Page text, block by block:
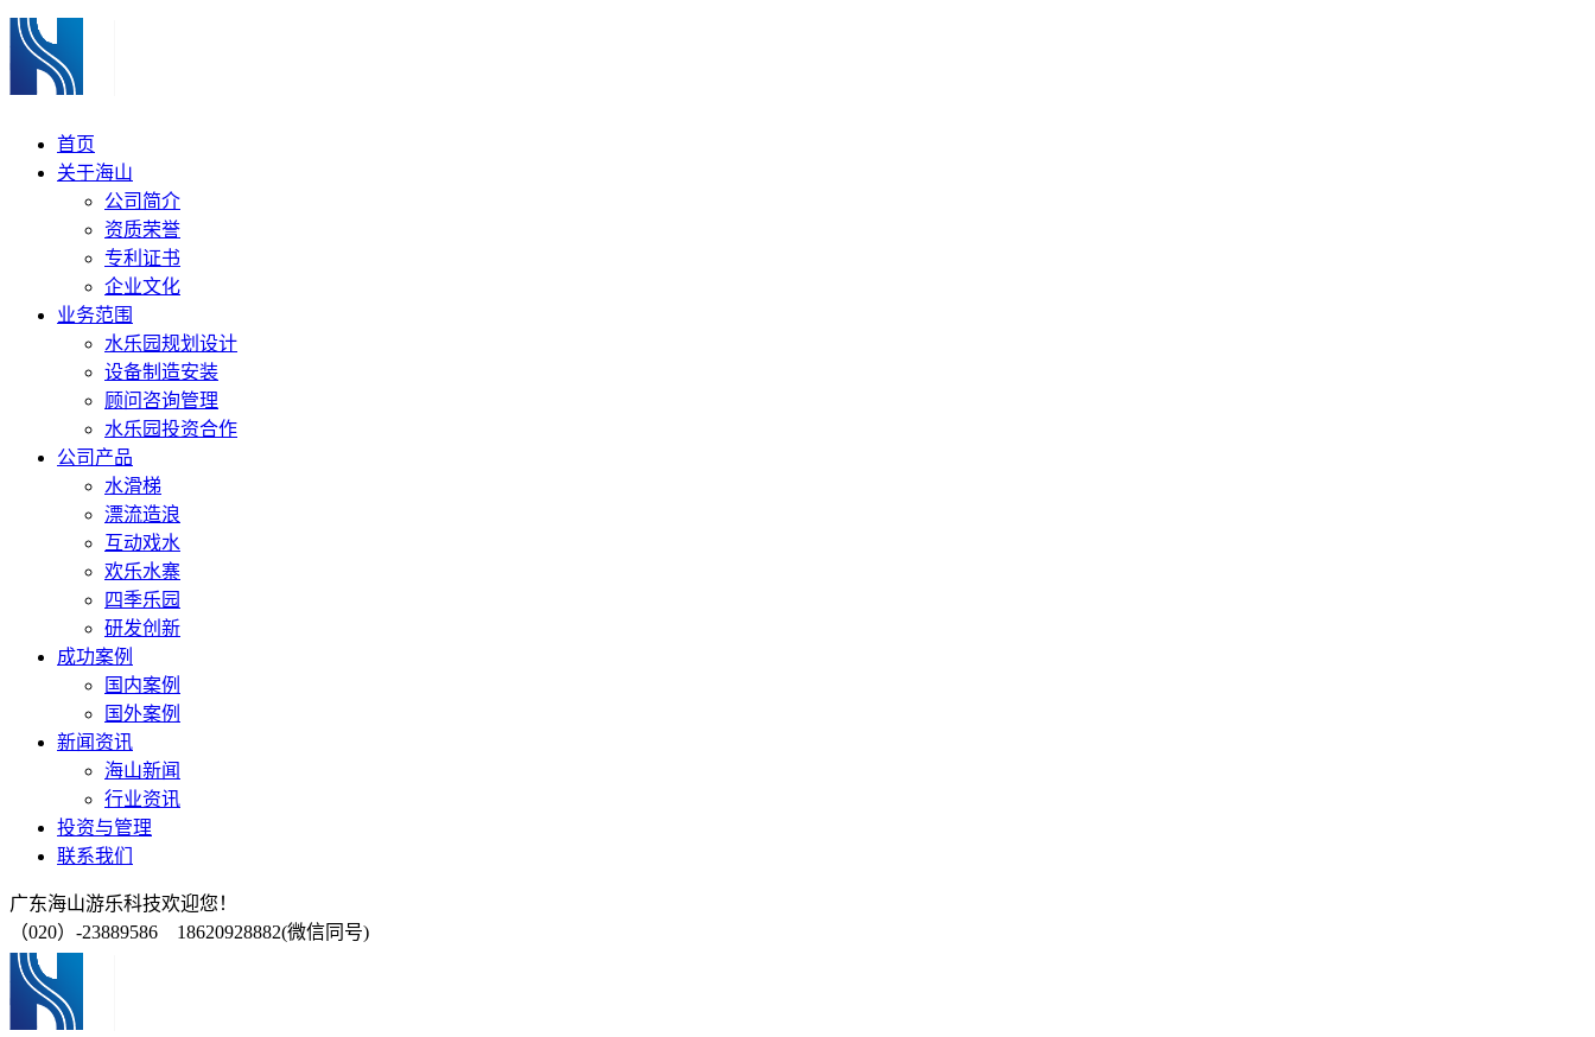
首页
关于海山
公司简介
资质荣誉
专利证书
企业文化
业务范围
水乐园规划设计
设备制造安装
顾问咨询管理
水乐园投资合作
公司产品
水滑梯
漂流造浪
互动戏水
欢乐水寨
四季乐园
研发创新
成功案例
国内案例
国外案例
新闻资讯
海山新闻
行业资讯
投资与管理
联系我们
广东海山游乐科技欢迎您！
（020）-23889586 18620928882(微信同号)